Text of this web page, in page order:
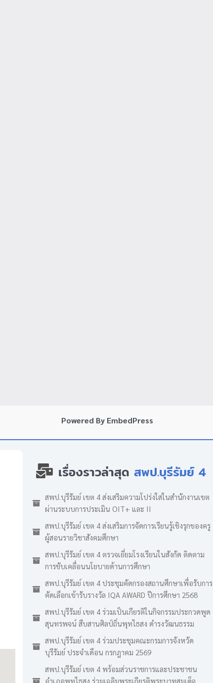
Powered By EmbedPress
เรื่องราวล่าสุด สพป.บุรีรัมย์ 4
สพป.บุรีรัมย์ เขต 4 ส่งเสริมความโปร่งใสในสำนักงานเขต
ผ่านระบบการประเมิน OIT+ และ II
สพป.บุรีรัมย์ เขต 4 ส่งเสริมการจัดการเรียนรู้เชิงรุกของครู
ผู้สอนรายวิชาสังคมศึกษา
สพป.บุรีรัมย์ เขต 4 ตรวจเยี่ยมโรงเรียนในสังกัด ติดตาม
การขับเคลื่อนนโยบายด้านการศึกษา
สพป.บุรีรัมย์ เขต 4 ประชุมคัดกรองสถานศึกษาเพื่อรับการ
คัดเลือกเข้ารับรางวัล IQA AWARD ปีการศึกษา 2568
สพป.บุรีรัมย์ เขต 4 ร่วมเป็นเกียรติในกิจกรรมประกวดพูด
สุนทรพจน์ สืบสานศิลป์ถิ่นพุทไธสง ดำรงวัฒนธรรม
สพป.บุรีรัมย์ เขต 4 ร่วมประชุมคณะกรมการจังหวัด
บุรีรัมย์ ประจำเดือน กรกฎาคม 2569
สพป.บุรีรัมย์ เขต 4 พร้อมส่วนราชการและประชาชน
อำเภอพุทไธสง ร่วมเฉลิมพระเกียรติพระบาทสมเด็จ